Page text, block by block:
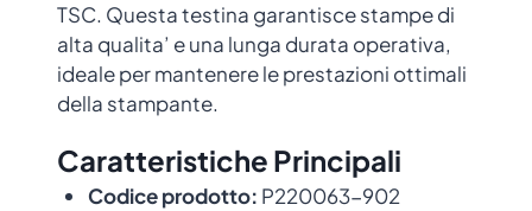
TSC. Questa testina garantisce stampe di
alta qualita’ e una lunga durata operativa,
ideale per mantenere le prestazioni ottimali
della stampante.
Caratteristiche Principali
Codice prodotto: P220063-902